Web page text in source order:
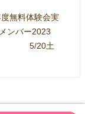
無料体験会実
ー2023
20土